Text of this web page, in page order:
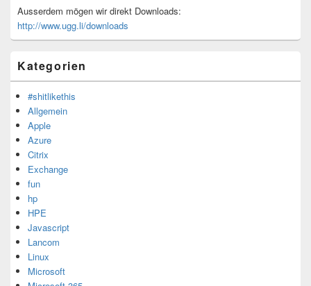
Ausserdem mögen wir direkt Downloads:
http://www.ugg.li/downloads
Kategorien
#shitlikethis
Allgemein
Apple
Azure
Citrix
Exchange
fun
hp
HPE
Javascript
Lancom
Linux
Microsoft